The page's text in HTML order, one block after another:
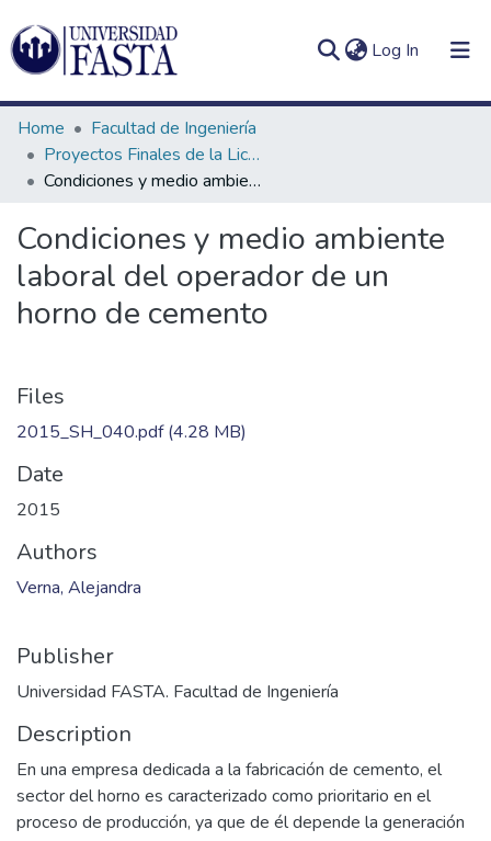
Log In (current)
Communities
&
Collections
All of DSpace
In (current)
Home
Facultad de Ingeniería
Proyectos Finales de la Licenciatura en Seguridad e Higiene en el Trabajo
Condiciones y medio ambiente laboral del operador de un horno de cemento
Condiciones y medio ambiente
laboral del operador de un
horno de cemento
Files
2015_SH_040.pdf
2015
Authors
Verna, Alejandra
Publisher